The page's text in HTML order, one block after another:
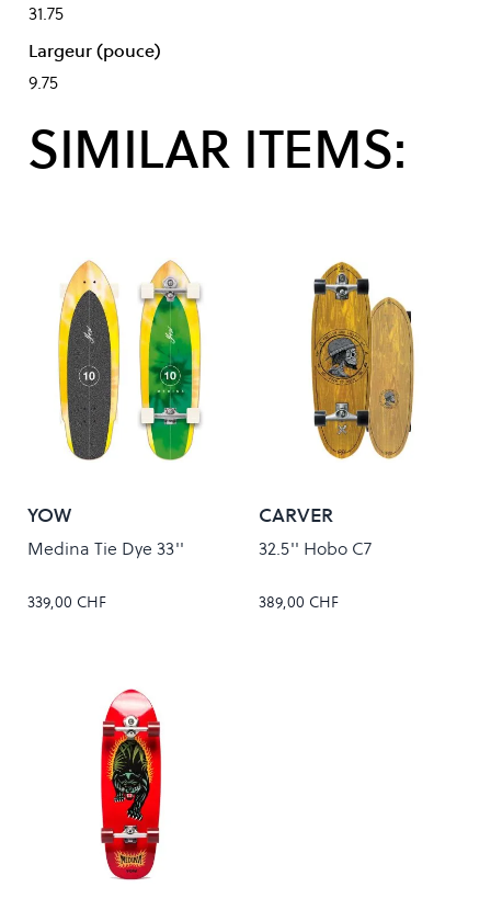
31.75
Largeur (pouce)
9.75
SIMILAR ITEMS:
YOW
Medina Tie Dye 33''
339,00 CHF
CARVER
32.5'' Hobo C7
389,00 CHF